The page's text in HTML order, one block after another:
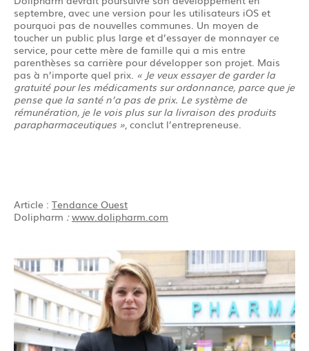
septembre, avec une version pour les utilisateurs iOS et
pourquoi pas de nouvelles communes. Un moyen de
toucher un public plus large et d’essayer de monnayer ce
service, pour cette mère de famille qui a mis entre
parenthèses sa carrière pour développer son projet. Mais
pas à n’importe quel prix. « Je veux essayer de garder la
gratuité pour les médicaments sur ordonnance, parce que je
pense que la santé n’a pas de prix. Le système de
rémunération, je le vois plus sur la livraison des produits
parapharmaceutiques », conclut l’entrepreneuse.
Article : Tendance Ouest
Dolipharm :www.dolipharm.com